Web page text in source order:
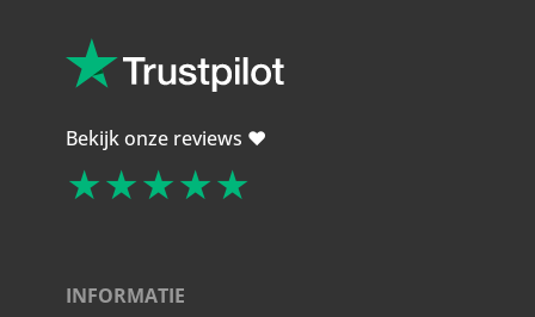
Bekijk onze reviews ❤️
★★★★★
INFORMATIE